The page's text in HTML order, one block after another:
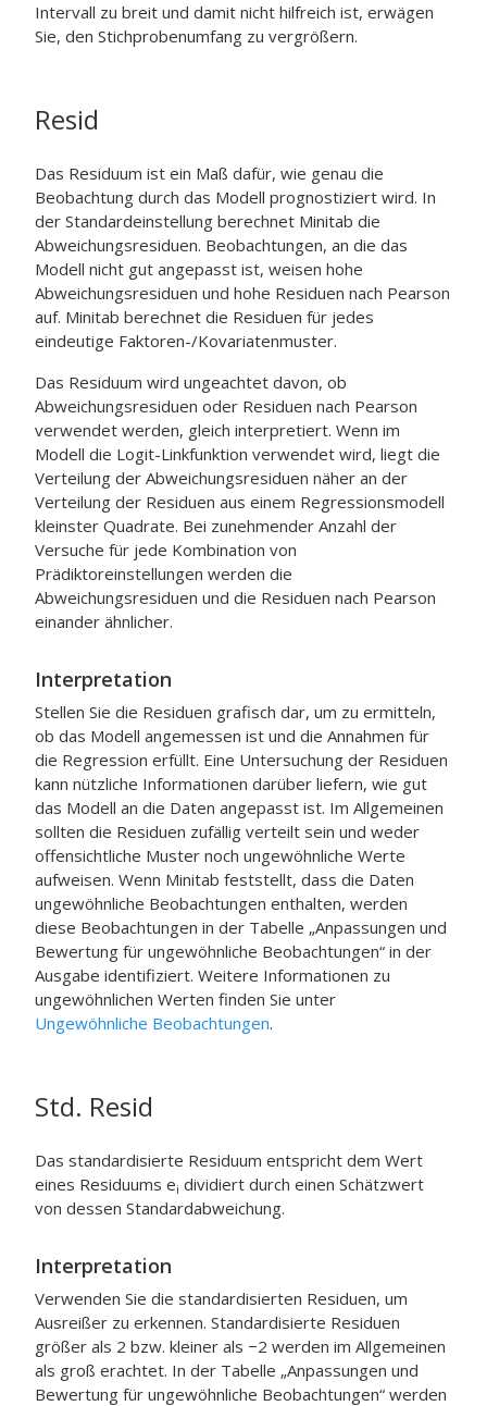
Intervall zu breit und damit nicht hilfreich ist, erwägen
Sie, den Stichprobenumfang zu vergrößern.
Resid
Das Residuum ist ein Maß dafür, wie genau die
Beobachtung durch das Modell prognostiziert wird. In
der Standardeinstellung berechnet Minitab die
Abweichungsresiduen. Beobachtungen, an die das
Modell nicht gut angepasst ist, weisen hohe
Abweichungsresiduen und hohe Residuen nach Pearson
auf. Minitab berechnet die Residuen für jedes
eindeutige Faktoren-/Kovariatenmuster.
Das Residuum wird ungeachtet davon, ob
Abweichungsresiduen oder Residuen nach Pearson
verwendet werden, gleich interpretiert. Wenn im
Modell die Logit-Linkfunktion verwendet wird, liegt die
Verteilung der Abweichungsresiduen näher an der
Verteilung der Residuen aus einem Regressionsmodell
kleinster Quadrate. Bei zunehmender Anzahl der
Versuche für jede Kombination von
Prädiktoreinstellungen werden die
Abweichungsresiduen und die Residuen nach Pearson
einander ähnlicher.
Interpretation
Stellen Sie die Residuen grafisch dar, um zu ermitteln,
ob das Modell angemessen ist und die Annahmen für
die Regression erfüllt. Eine Untersuchung der Residuen
kann nützliche Informationen darüber liefern, wie gut
das Modell an die Daten angepasst ist. Im Allgemeinen
sollten die Residuen zufällig verteilt sein und weder
offensichtliche Muster noch ungewöhnliche Werte
aufweisen. Wenn Minitab feststellt, dass die Daten
ungewöhnliche Beobachtungen enthalten, werden
diese Beobachtungen in der Tabelle „Anpassungen und
Bewertung für ungewöhnliche Beobachtungen“ in der
Ausgabe identifiziert. Weitere Informationen zu
ungewöhnlichen Werten finden Sie unter
Ungewöhnliche Beobachtungen.
Std. Resid
Das standardisierte Residuum entspricht dem Wert
eines Residuums ei dividiert durch einen Schätzwert
von dessen Standardabweichung.
Interpretation
Verwenden Sie die standardisierten Residuen, um
Ausreißer zu erkennen. Standardisierte Residuen
größer als 2 bzw. kleiner als −2 werden im Allgemeinen
als groß erachtet. In der Tabelle „Anpassungen und
Bewertung für ungewöhnliche Beobachtungen“ werden